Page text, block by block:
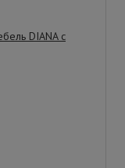
DIANA с